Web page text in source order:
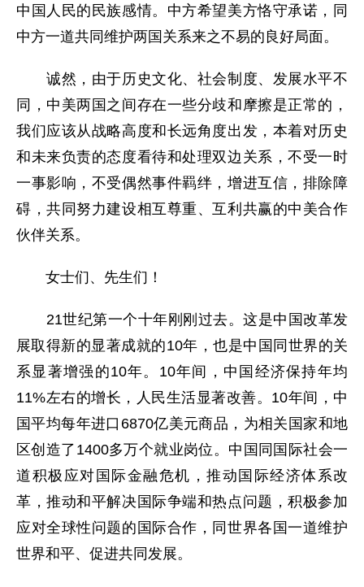
中国人民的民族感情。中方希望美方恪守承诺，同
中方一道共同维护两国关系来之不易的良好局面。
诚然，由于历史文化、社会制度、发展水平不
同，中美两国之间存在一些分歧和摩擦是正常的，
我们应该从战略高度和长远角度出发，本着对历史
和未来负责的态度看待和处理双边关系，不受一时
一事影响，不受偶然事件羁绊，增进互信，排除障
碍，共同努力建设相互尊重、互利共赢的中美合作
伙伴关系。
女士们、先生们！
21世纪第一个十年刚刚过去。这是中国改革发
展取得新的显著成就的10年，也是中国同世界的关
系显著增强的10年。10年间，中国经济保持年均
11%左右的增长，人民生活显著改善。10年间，中
国平均每年进口6870亿美元商品，为相关国家和地
区创造了1400多万个就业岗位。中国同国际社会一
道积极应对国际金融危机，推动国际经济体系改
革，推动和平解决国际争端和热点问题，积极参加
应对全球性问题的国际合作，同世界各国一道维护
世界和平、促进共同发展。